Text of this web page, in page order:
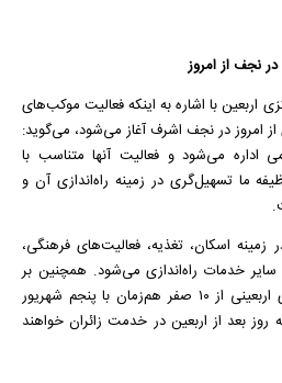
نجف از امروز
اربعین با اشاره به اینکه فعالیت موکب‌های
از امروز در نجف اشرف آغاز می‌شود، می‌گوید:
اداره می‌شود و فعالیت آنها متناسب با
ما تسهیل‌گری در زمینه راه‌اندازی آن و
اسکان، تغذیه، فعالیت‌های فرهنگی،
خدمات راه‌اندازی می‌شود. همچنین بر
اساس برنامه‌ریزی اولیه، موکب‌های اربعینی از ۱۰ صفر هم‌زمان با پنجم شهریور
روز بعد از اربعین در خدمت زائران خواهند